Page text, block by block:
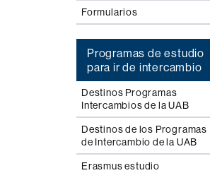
Formularios
Programas de estudio
para ir de intercambio
Destinos Programas
Intercambios de la UAB
Destinos de los Programas
de Intercambio de la UAB
Erasmus estudio